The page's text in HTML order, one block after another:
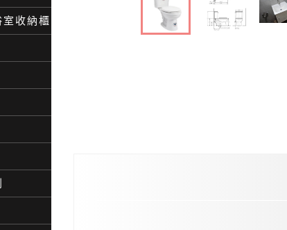
收納櫃